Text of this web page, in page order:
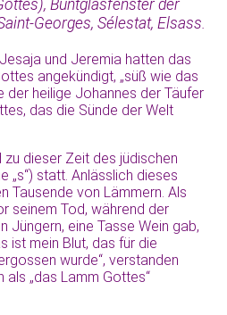
und Jeremia hatten das
angekündigt, „süß wie das
der heilige Johannes der Täufer
das die Sünde der Welt
zu dieser Zeit des jüdischen
„s“) statt. Anlässlich dieses
Tausende von Lämmern. Als
seinem Tod, während der
Jüngern, eine Tasse Wein gab,
ist mein Blut, das für die
wurde“, verstanden
als „das Lamm Gottes“
Buntglasfenster der
Georges, Sélestat, Elsass.